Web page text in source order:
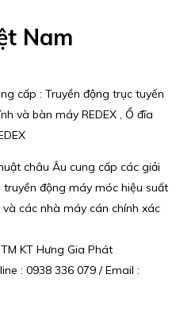
Nam
cấp : Truyền động trục tuyến
và bàn máy REDEX , Ổ đĩa
châu Âu cung cấp các giải
động máy móc hiệu suất
các nhà máy cán chính xác
KT Hưng Gia Phát
: 0938 336 079 / Email :